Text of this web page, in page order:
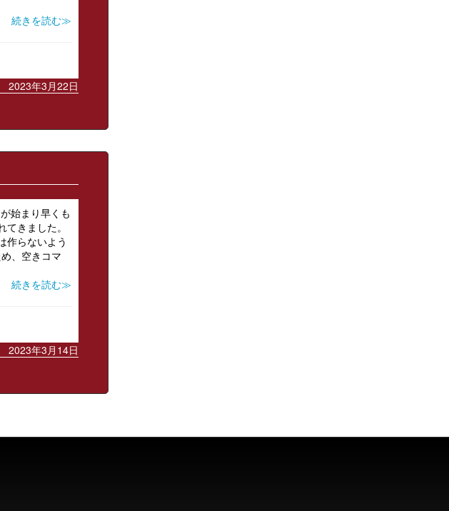
続きを読む≫
2023年3月22日
始まり早くも
きました。
作らないよう
、空きコマ
続きを読む≫
2023年3月14日